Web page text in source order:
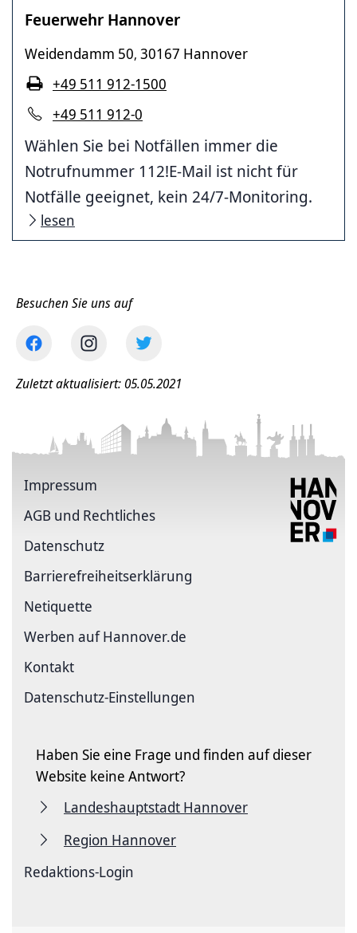
Feuerwehr Hannover
Weidendamm 50, 30167 Hannover
+49 511 912-0
+49 511 912-1500
Wählen Sie bei Notfällen immer die
Notrufnummer 112!E-Mail ist nicht für
Notfälle geeignet, kein 24/7-Monitoring.
lesen
Besuchen Sie uns auf
Zuletzt aktualisiert: 05.05.2021
Impressum
AGB und Rechtliches
Datenschutz
Barriere­freiheits­erklärung
Netiquette
Werben auf Hannover.de
Kontakt
Datenschutz-Einstellungen
Haben Sie eine Frage und finden auf dieser
Website keine Antwort?
Landeshauptstadt Hannover
Region Hannover
Redaktions-Login